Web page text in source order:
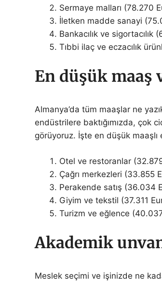
Sermaye malları (78.270
İletken madde sanayi
Bankacılık ve sigortacılık
Tıbbi ilaç ve eczacılık
En düşük maaş
Almanya’da tüm maaşlar ne
endüstrilere baktığımızda,
görüyoruz. İşte en düşük maaşlı
Otel ve restoranlar
Çağrı merkezleri (33.855
Perakende satış (36.034
Giyim ve tekstil (37.311
Turizm ve eğlence
Akademik
Meslek seçimi ve işinizde ne